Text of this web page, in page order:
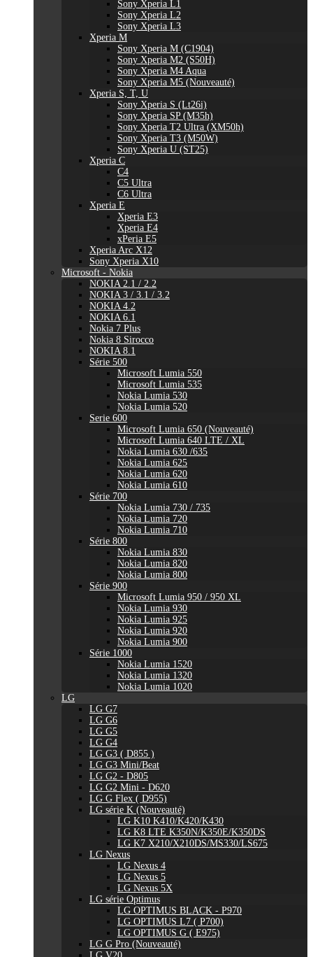
Sony Xperia L1
Sony Xperia L2
Sony Xperia L3
Xperia M
Sony Xperia M (C1904)
Sony Xperia M2 (S50H)
Sony Xperia M4 Aqua
Sony Xperia M5 (Nouveauté)
Xperia S, T, U
Sony Xperia S (Lt26i)
Sony Xperia SP (M35h)
Sony Xperia T2 Ultra (XM50h)
Sony Xperia T3 (M50W)
Sony Xperia U (ST25)
Xperia C
C4
C5 Ultra
C6 Ultra
Xperia E
Xperia E3
Xperia E4
xPeria E5
Xperia Arc X12
Sony Xperia X10
Microsoft - Nokia
NOKIA 2.1 / 2.2
NOKIA 3 / 3.1 / 3.2
NOKIA 4.2
NOKIA 6.1
Nokia 7 Plus
Nokia 8 Sirocco
NOKIA 8.1
Série 500
Microsoft Lumia 550
Microsoft Lumia 535
Nokia Lumia 530
Nokia Lumia 520
Serie 600
Microsoft Lumia 650 (Nouveauté)
Microsoft Lumia 640 LTE / XL
Nokia Lumia 630 /635
Nokia Lumia 625
Nokia Lumia 620
Nokia Lumia 610
Série 700
Nokia Lumia 730 / 735
Nokia Lumia 720
Nokia Lumia 710
Série 800
Nokia Lumia 830
Nokia Lumia 820
Nokia Lumia 800
Série 900
Microsoft Lumia 950 / 950 XL
Nokia Lumia 930
Nokia Lumia 925
Nokia Lumia 920
Nokia Lumia 900
Série 1000
Nokia Lumia 1520
Nokia Lumia 1320
Nokia Lumia 1020
LG
LG G7
LG G6
LG G5
LG G4
LG G3 ( D855 )
LG G3 Mini/Beat
LG G2 - D805
LG G2 Mini - D620
LG G Flex ( D955)
LG série K (Nouveauté)
LG K10 K410/K420/K430
LG K8 LTE K350N/K350E/K350DS
LG K7 X210/X210DS/MS330/LS675
LG Nexus
LG Nexus 4
LG Nexus 5
LG Nexus 5X
LG série Optimus
LG OPTIMUS BLACK - P970
LG OPTIMUS L7 ( P700)
LG OPTIMUS G ( E975)
LG G Pro (Nouveauté)